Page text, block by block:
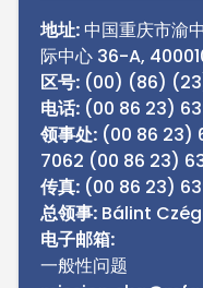
地址: 中国重庆市渝
际中心 36-A,
区号: (00) (86)
电话: (00 86 23)
领事处: (00 86 23)
7062 (00 86 23)
传真: (00 86 23)
总领事: Bálint
电子邮箱:
一般性问题